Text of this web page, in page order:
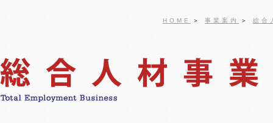
HOME ＞ 事業案内 ＞ 総合